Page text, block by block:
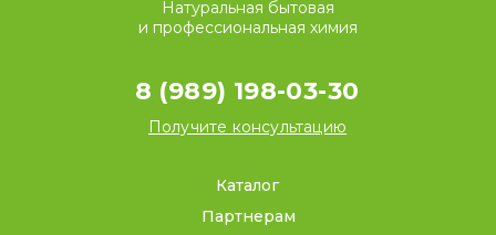
Каталог
Партнерам
8 (989) 198-03-30
Получите консультацию
Натуральная бытовая
и профессиональная химия